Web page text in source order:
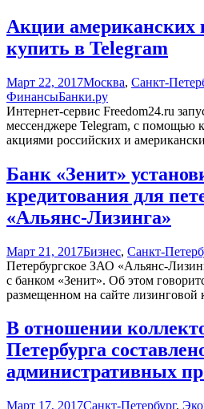
Акции американских
купить в Telegram
Март 22, 2017Москва, Санкт-
ФинансыБанки.ру
Интернет-сервис Freedom24.ru
мессенджере Telegram, с помощью
акциями российских и
Банк «Зенит»
кредитования для
«Альянс-Лизинга»
Март 21, 2017Бизнес, Санкт-
Петербургское ЗАО «Альянс-
с банком «Зенит». Об этом
размещенном на сайте лизинговой
В отношении
Петербурга
административных
Март 17, 2017Санкт-Петербург,